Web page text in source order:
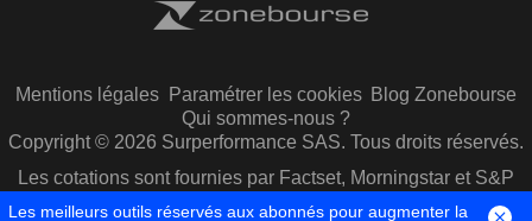
Mentions légales Paramétrer les cookies Blog Zonebourse
Qui sommes-nous ?
Copyright © 2026 Surperformance SAS. Tous droits réservés.
Les cotations sont fournies par Factset, Morningstar et S&P
Capital IQ
Les meilleurs outils réservés aux abonnés pour augmenter la